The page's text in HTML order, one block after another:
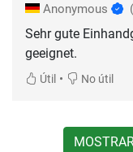
Anonymous
Sehr gute
geeignet.
Útil • No útil